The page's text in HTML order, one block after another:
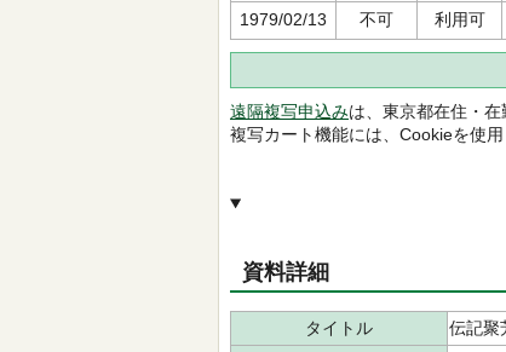
1979/02/13 不可 利用可
遠隔複写申込みは、東京都在住・在
複写カート機能には、Cookieを使
資料詳細
タイトル
伝記聚